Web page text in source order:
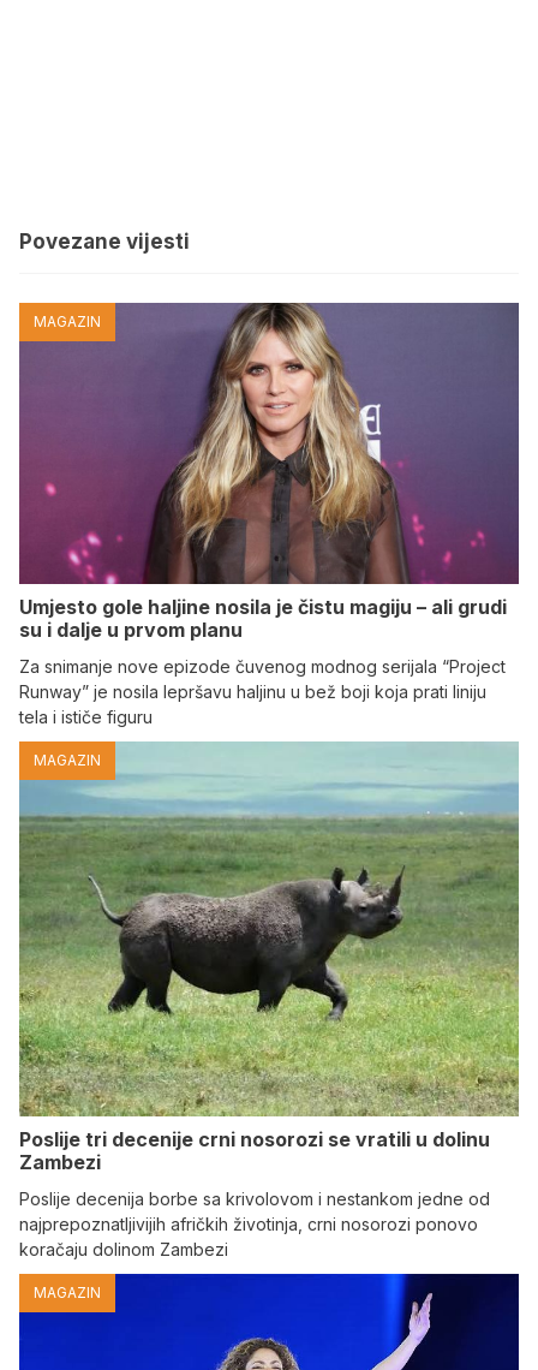
Povezane vijesti
MAGAZIN
Umjesto gole haljine nosila je čistu magiju – ali grudi
su i dalje u prvom planu
Za snimanje nove epizode čuvenog modnog serijala “Project
Runway” je nosila lepršavu haljinu u bež boji koja prati liniju
tela i ističe figuru
MAGAZIN
Poslije tri decenije crni nosorozi se vratili u dolinu
Zambezi
Poslije decenija borbe sa krivolovom i nestankom jedne od
najprepoznatljivijih afričkih životinja, crni nosorozi ponovo
koračaju dolinom Zambezi
MAGAZIN